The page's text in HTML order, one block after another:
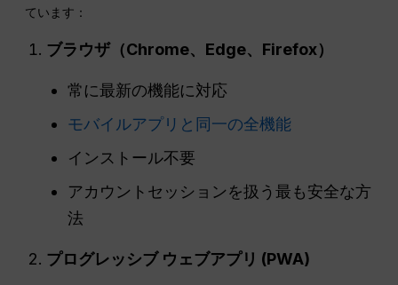
ています：
ブラウザ（Chrome、Edge、Firefox）
常に最新の機能に対応
モバイルアプリと同一の全機能
インストール不要
アカウントセッションを扱う最も安全な方
法
プログレッシブ ウェブアプリ (PWA)